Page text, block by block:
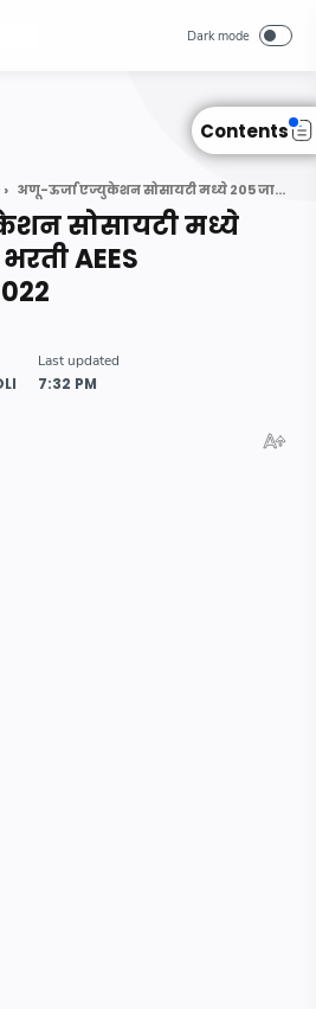
Contents
अणू-ऊर्जा एज्युकेशन सोसायटी मध्ये 205 जागांसाठी भरती AEES Recruitment 2022
सोसायटी मध्ये
AEES